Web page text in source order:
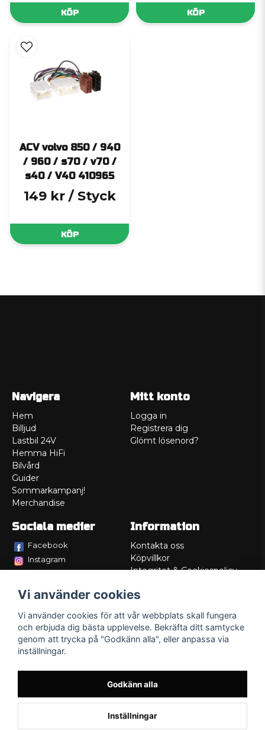
KÖP KÖP
ACV volvo 850 / 940
/ 960 / s70 / v70 /
s40 / V40 410965
149 kr / Styck
KÖP
Navigera
Hem
Billjud
Lastbil 24V
Hemma HiFi
Bilvård
Guider
Sommarkampanj!
Merchandise
Mitt konto
Logga in
Registrera dig
Glömt lösenord?
Sociala medier
Facebook
Instagram
Information
Kontakta oss
Köpvillkor
Integritet & Cookiespolicy
Service/Garanti
Lådritning
Om oss
Vi använder cookies
Vi använder cookies för att vår webbplats skall fungera
och erbjuda dig bästa upplevelse. Bekräfta ditt samtycke
genom att trycka på "Godkänn alla", eller anpassa via
inställningar.
Godkänn alla
Inställningar